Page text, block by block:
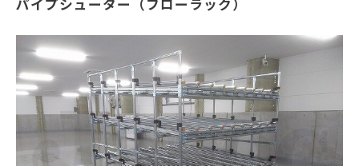
採用情報
オンラインショップ
パイプシューター（フローラック）